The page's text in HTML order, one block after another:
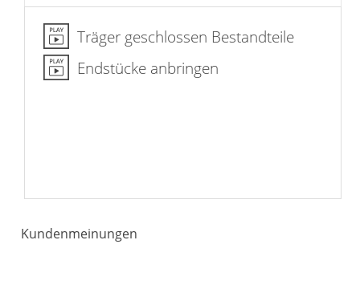
Träger geschlossen Bestandteile
Endstücke anbringen
Kundenmeinungen